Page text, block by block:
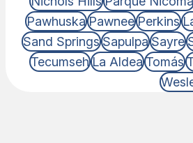
PawhuskaPawneePerkins
Sand SpringsSapulpaSayre
TecumsehLa AldeaTomás